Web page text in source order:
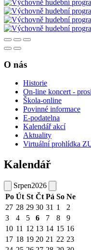
O nás
Historie
On-line koncert -
Škola-online
Povinné informace
E-podatelna
Kalendář akcí
Aktuality
Virtuální prohlídka
Kalendář
Srpen2026
Po Út St Čt Pá So Ne
27 28 29 30 31 1
2
3
4 5 6 7 8
9
10 11 12 13 14 15 16
17 18 19 20 21 22 23